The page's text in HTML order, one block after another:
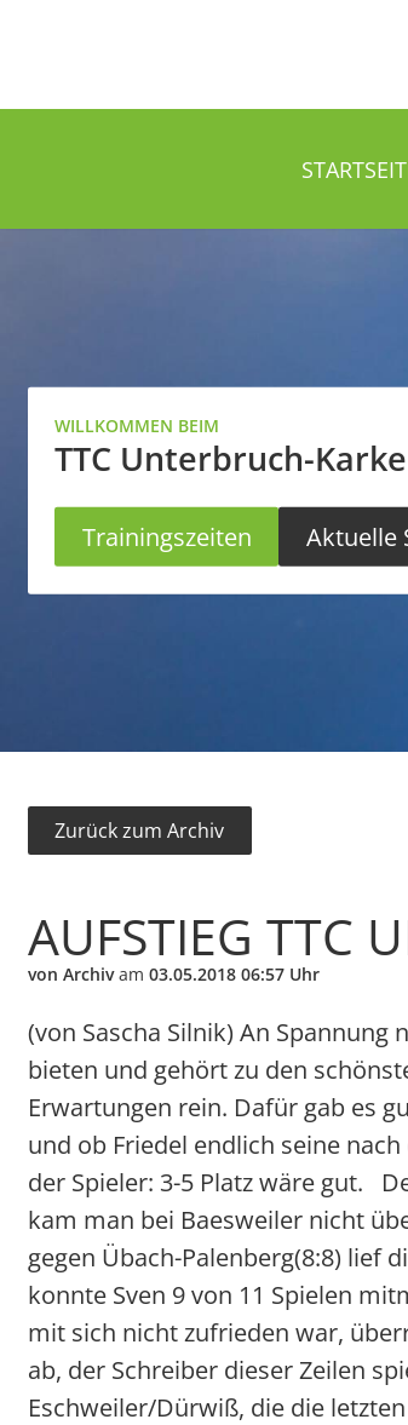
WILLKOMMEN BEIM
TTC Unterbruch-
Trainingszeiten Aktuelle
Zurück zum Archiv
AUFSTIEG TTC
von Archivam 03.05.2018 06:57 Uhr
(von Sascha Silnik) An
bieten und gehört zu den
Erwartungen rein. Dafür gab es
und ob Friedel endlich seine
der Spieler: 3-5 Platz wäre gut.
kam man bei Baesweiler nicht
gegen Übach-Palenberg(8:8) lief
konnte Sven 9 von 11 Spielen
mit sich nicht zufrieden war,
ab, der Schreiber dieser Zeilen
Eschweiler/Dürwiß, die die